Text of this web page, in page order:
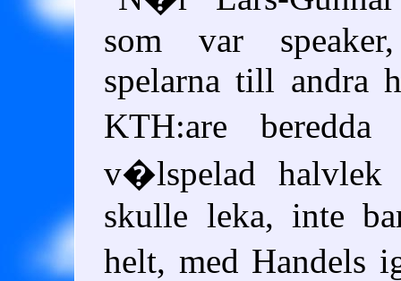
som var
spelarna till andra
KTH:are
v�lspelad
skulle leka, inte
helt, med Handels